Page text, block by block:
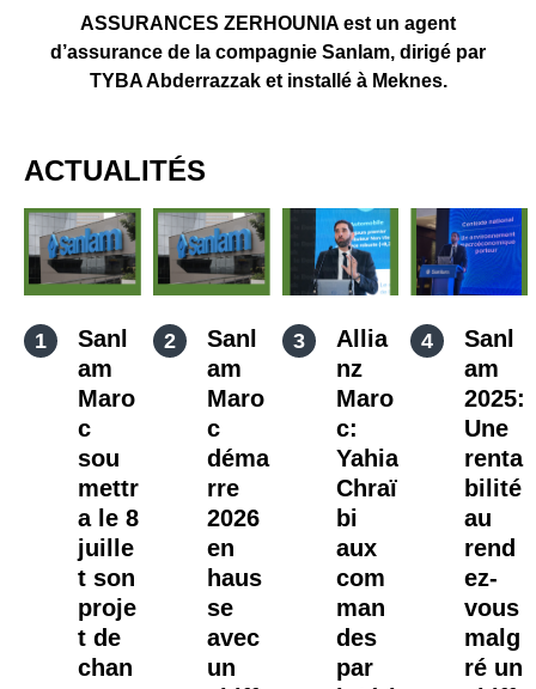
ASSURANCES ZERHOUNIA est un agent
d’assurance de la compagnie Sanlam, dirigé par
TYBA Abderrazzak et installé à Meknes.
ACTUALITÉS
Sanl
am
Maro
c
sou
mettr
a le 8
juille
t son
proje
t de
chan
Sanl
am
Maro
c
déma
rre
2026
en
haus
se
avec
un
Allia
nz
Maro
c:
Yahia
Chraï
bi
aux
com
man
des
par
Sanl
am
2025:
Une
renta
bilité
au
rend
ez-
vous
malg
ré un